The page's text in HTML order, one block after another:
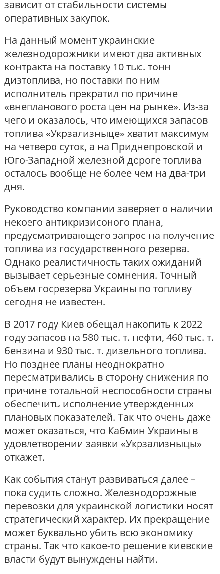
зависит от стабильности системы
оперативных закупок.
На данный момент украинские
железнодорожники имеют два активных
контракта на поставку 10 тыс. тонн
дизтоплива, но поставки по ним
исполнитель прекратил по причине
«внепланового роста цен на рынке». Из-за
чего и оказалось, что имеющихся запасов
топлива «Укрзализныце» хватит максимум
на четверо суток, а на Приднепровской и
Юго-Западной железной дороге топлива
осталось вообще не более чем на два-три
дня.
Руководство компании заверяет о наличии
некоего антикризисоного плана,
предусматривающего запрос на получение
топлива из государственного резерва.
Однако реалистичность таких ожиданий
вызывает серьезные сомнения. Точный
объем госрезерва Украины по топливу
сегодня не известен.
В 2017 году Киев обещал накопить к 2022
году запасов на 580 тыс. т. нефти, 460 тыс. т.
бензина и 930 тыс. т. дизельного топлива.
Но позднее планы неоднократно
пересматривались в сторону снижения по
причине тотальной неспособности страны
обеспечить исполнение утвержденных
плановых показателей. Так что очень даже
может оказаться, что Кабмин Украины в
удовлетворении заявки «Укрзализныцы»
откажет.
Как события станут развиваться далее –
пока судить сложно. Железнодорожные
перевозки для украинской логистики носят
стратегический характер. Их прекращение
может буквально убить всю экономику
страны. Так что какое-то решение киевские
власти будут вынуждены найти.